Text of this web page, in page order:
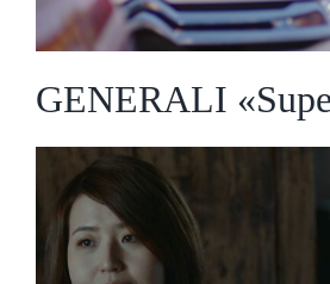
GENERALI
LINCOLN